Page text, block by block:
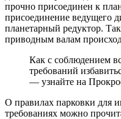
прочно присоединен к
присоединение ведущего
планетарный редуктор.
приводным валам
Как с соблюдением
требований
— узнайте на
О правилах парковки для
требованиях можно